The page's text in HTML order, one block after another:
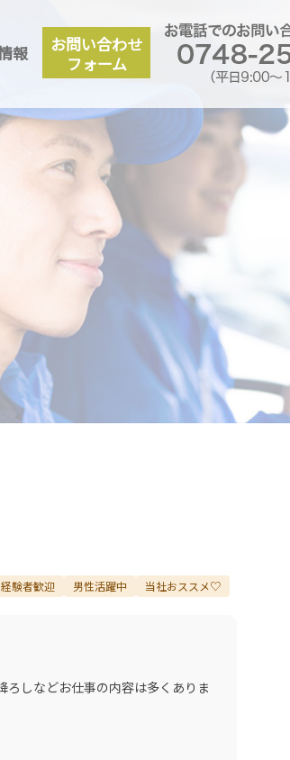
派遣会社
報
お問い合わせ
フォーム
験者歓迎 男性活躍中 当社おススメ♡
ろしなどお仕事の内容は多くありま